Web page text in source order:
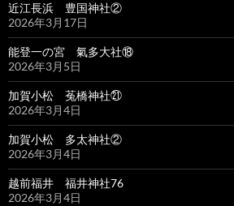
近江長浜 豊国神社②
2026年3月17日
能登一の宮 氣多大社⑱
2026年3月5日
加賀小松 菟橋神社㉑
2026年3月4日
加賀小松 多太神社②
2026年3月4日
越前福井 福井神社76
2026年3月4日